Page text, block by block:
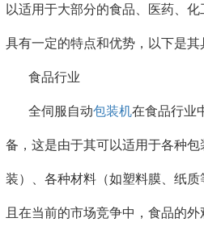
以适用于大部分的食品、医药、
具有一定的特点和优势，以下是其
食品行业
全伺服自动包装机在食品行业
备，这是由于其可以适用于各种
装）、各种材料（如塑料膜、纸
且在当前的市场竞争中，食品的